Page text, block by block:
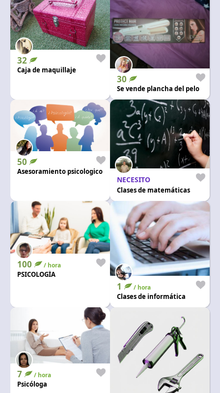
32
Caja de maquillaje
30
Se vende plancha del pelo
50
Asesoramiento psicologico
NECESITO
Clases de matemáticas
100 / hora
PSICOLOGÍA
1 / hora
Clases de informática
7 / hora
Psicóloga